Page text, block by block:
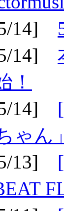
14]
14]
！
14]
ゃん
13]